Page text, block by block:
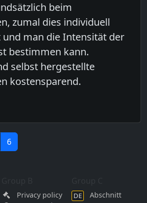
beim
zumal dies individuell
man die Intensität der
bestimmen kann.
selbst hergestellte
kostensparend.
6
Privacy policy
DE
Abschnitt